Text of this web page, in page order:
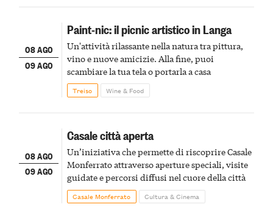
08 AGO
09 AGO
Paint-nic: il picnic artistico in Langa
Un'attività rilassante nella natura tra pittura,
vino e nuove amicizie. Alla fine, puoi
scambiare la tua tela o portarla a casa
Treiso Wine & Food
08 AGO
09 AGO
Casale città aperta
Un’iniziativa che permette di riscoprire Casale
Monferrato attraverso aperture speciali, visite
guidate e percorsi diffusi nel cuore della città
Casale Monferrato Cultura & Cinema